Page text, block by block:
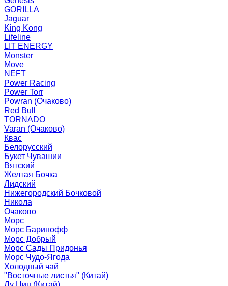
GORILLA
Jaguar
King Kong
Lifeline
LIT ENERGY
Monster
Move
NEFT
Power Racing
Power Torr
Powran (Очаково)
Red Bull
TORNADO
Varan (Очаково)
Квас
Белорусский
Букет Чувашии
Вятский
Желтая Бочка
Лидский
Нижегородский Бочковой
Никола
Очаково
Морс
Морс Баринофф
Морс Добрый
Морс Сады Придонья
Морс Чудо-Ягода
Холодный чай
"Восточные листья" (Китай)